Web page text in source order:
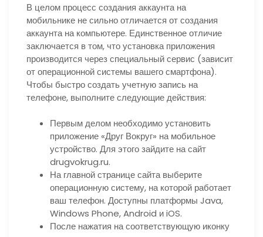
В целом процесс создания аккаунта на
мобильнике не сильно отличается от создания
аккаунта на компьютере. Единственное отличие
заключается в том, что установка приложения
производится через специальный сервис (зависит
от операционной системы вашего смартфона).
Чтобы быстро создать учетную запись на
телефоне, выполните следующие действия:
Первым делом необходимо установить
приложение «Друг Вокруг» на мобильное
устройство. Для этого зайдите на сайт
drugvokrug.ru.
На главной странице сайта выберите
операционную систему, на которой работает
ваш телефон. Доступны платформы Java,
Windows Phone, Android и iOS.
После нажатия на соответствующую иконку